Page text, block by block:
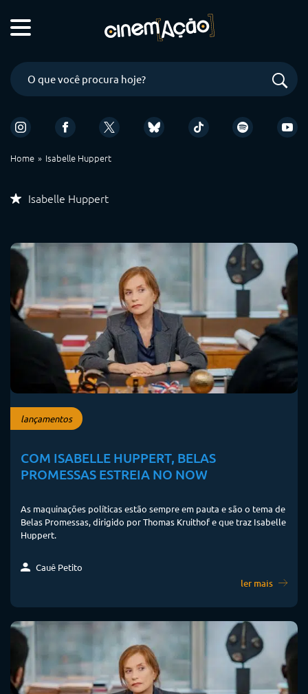
Home Isabelle Huppert
Isabelle Huppert
lançamentos
COM ISABELLE HUPPERT, BELAS
PROMESSAS ESTREIA NO NOW
As maquinações políticas estão sempre em pauta e são o tema de
Belas Promessas, dirigido por Thomas Kruithof e que traz Isabelle
Huppert.
Cauê Petito
ler mais